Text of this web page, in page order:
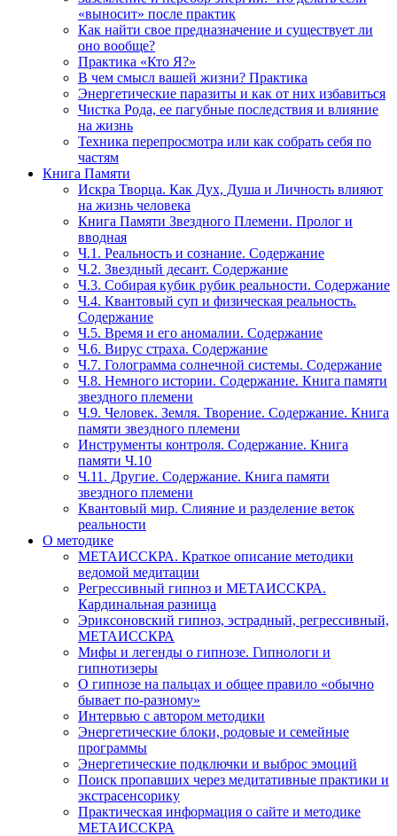
«выносит» после практик
Как найти свое предназначение и существует ли
оно вообще?
Практика «Кто Я?»
В чем смысл вашей жизни? Практика
Энергетические паразиты и как от них избавиться
Чистка Рода, ее пагубные последствия и влияние
на жизнь
Техника перепросмотра или как собрать себя по
частям
Книга Памяти
Искра Творца. Как Дух, Душа и Личность влияют
на жизнь человека
Книга Памяти Звездного Племени. Пролог и
вводная
Ч.1. Реальность и сознание. Содержание
Ч.2. Звездный десант. Содержание
Ч.3. Собирая кубик рубик реальности. Содержание
Ч.4. Квантовый суп и физическая реальность.
Содержание
Ч.5. Время и его аномалии. Содержание
Ч.6. Вирус страха. Содержание
Ч.7. Голограмма солнечной системы. Содержание
Ч.8. Немного истории. Содержание. Книга памяти
звездного племени
Ч.9. Человек. Земля. Творение. Содержание. Книга
памяти звездного племени
Инструменты контроля. Содержание. Книга
памяти Ч.10
Ч.11. Другие. Содержание. Книга памяти
звездного племени
Квантовый мир. Слияние и разделение веток
реальности
О методике
МЕТАИССКРА. Краткое описание методики
ведомой медитации
Регрессивный гипноз и МЕТАИССКРА.
Кардинальная разница
Эриксоновский гипноз, эстрадный, регрессивный,
МЕТАИССКРА
Мифы и легенды о гипнозе. Гипнологи и
гипнотизеры
О гипнозе на пальцах и общее правило «обычно
бывает по-разному»
Интервью с автором методики
Энергетические блоки, родовые и семейные
программы
Энергетические подключки и выброс эмоций
Поиск пропавших через медитативные практики и
экстрасенсорику
Практическая информация о сайте и методике
МЕТАИССКРА